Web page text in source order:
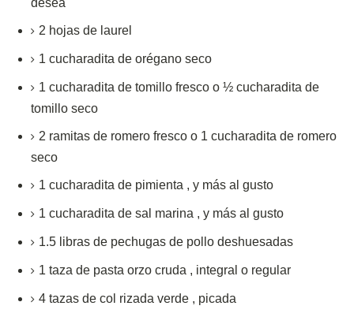
2 hojas de laurel
1 cucharadita de orégano seco
1 cucharadita de tomillo fresco o ½ cucharadita de
tomillo seco
2 ramitas de romero fresco o 1 cucharadita de romero
seco
1 cucharadita de pimienta , y más al gusto
1 cucharadita de sal marina , y más al gusto
1.5 libras de pechugas de pollo deshuesadas
1 taza de pasta orzo cruda , integral o regular
4 tazas de col rizada verde , picada